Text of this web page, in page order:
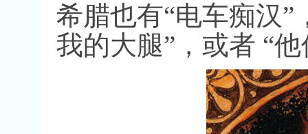
希腊也有“电车痴汉”
我的大腿” ，或者 “他